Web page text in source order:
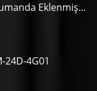
Eklenmiş...
24D-4G01